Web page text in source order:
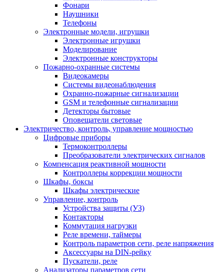
Фонари
Наушники
Телефоны
Электронные модели, игрушки
Электронные игрушки
Моделирование
Электронные конструкторы
Пожарно-охранные системы
Видеокамеры
Системы видеонаблюдения
Охранно-пожарные сигнализации
GSM и телефонные сигнализации
Детекторы бытовые
Оповещатели световые
Электричество, контроль, управление мощностью
Цифровые приборы
Термоконтроллеры
Преобразователи электрических сигналов
Компенсация реактивной мощности
Контроллеры коррекции мощности
Шкафы, боксы
Шкафы электрические
Управление, контроль
Устройства защиты (УЗ)
Контакторы
Коммутация нагрузки
Реле времени, таймеры
Контроль параметров сети, реле напряжения
Аксессуары на DIN-рейку
Пускатели, реле
Анализаторы параметров сети